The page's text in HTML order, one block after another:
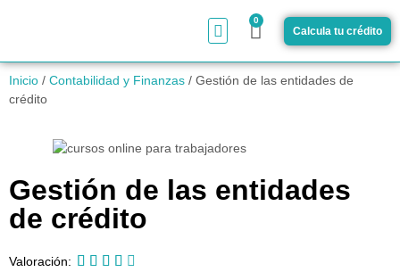
0
Calcula tu crédito
Inicio / Contabilidad y Finanzas / Gestión de las entidades de
crédito
Gestión de las entidades
de crédito
Valoración:     